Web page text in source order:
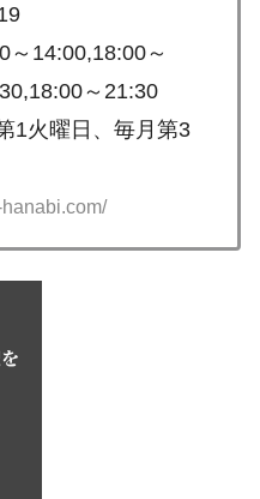
～14:00,18:00～
～21:30
1火曜日、毎月第3